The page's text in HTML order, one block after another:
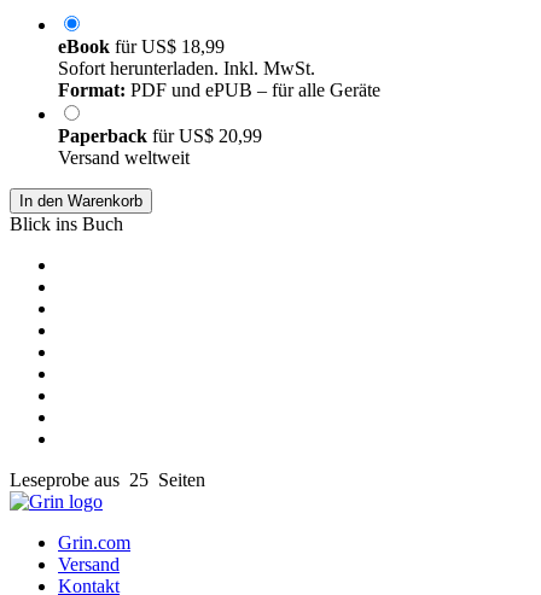
eBook fürUS$ 18,99
Sofort herunterladen. Inkl. MwSt.
Format: PDF und ePUB – für alle Geräte
Paperback fürUS$ 20,99
Versand weltweit
In den Warenkorb
Blick ins Buch
Leseprobe aus 25 Seiten
Grin.com
Versand
Kontakt